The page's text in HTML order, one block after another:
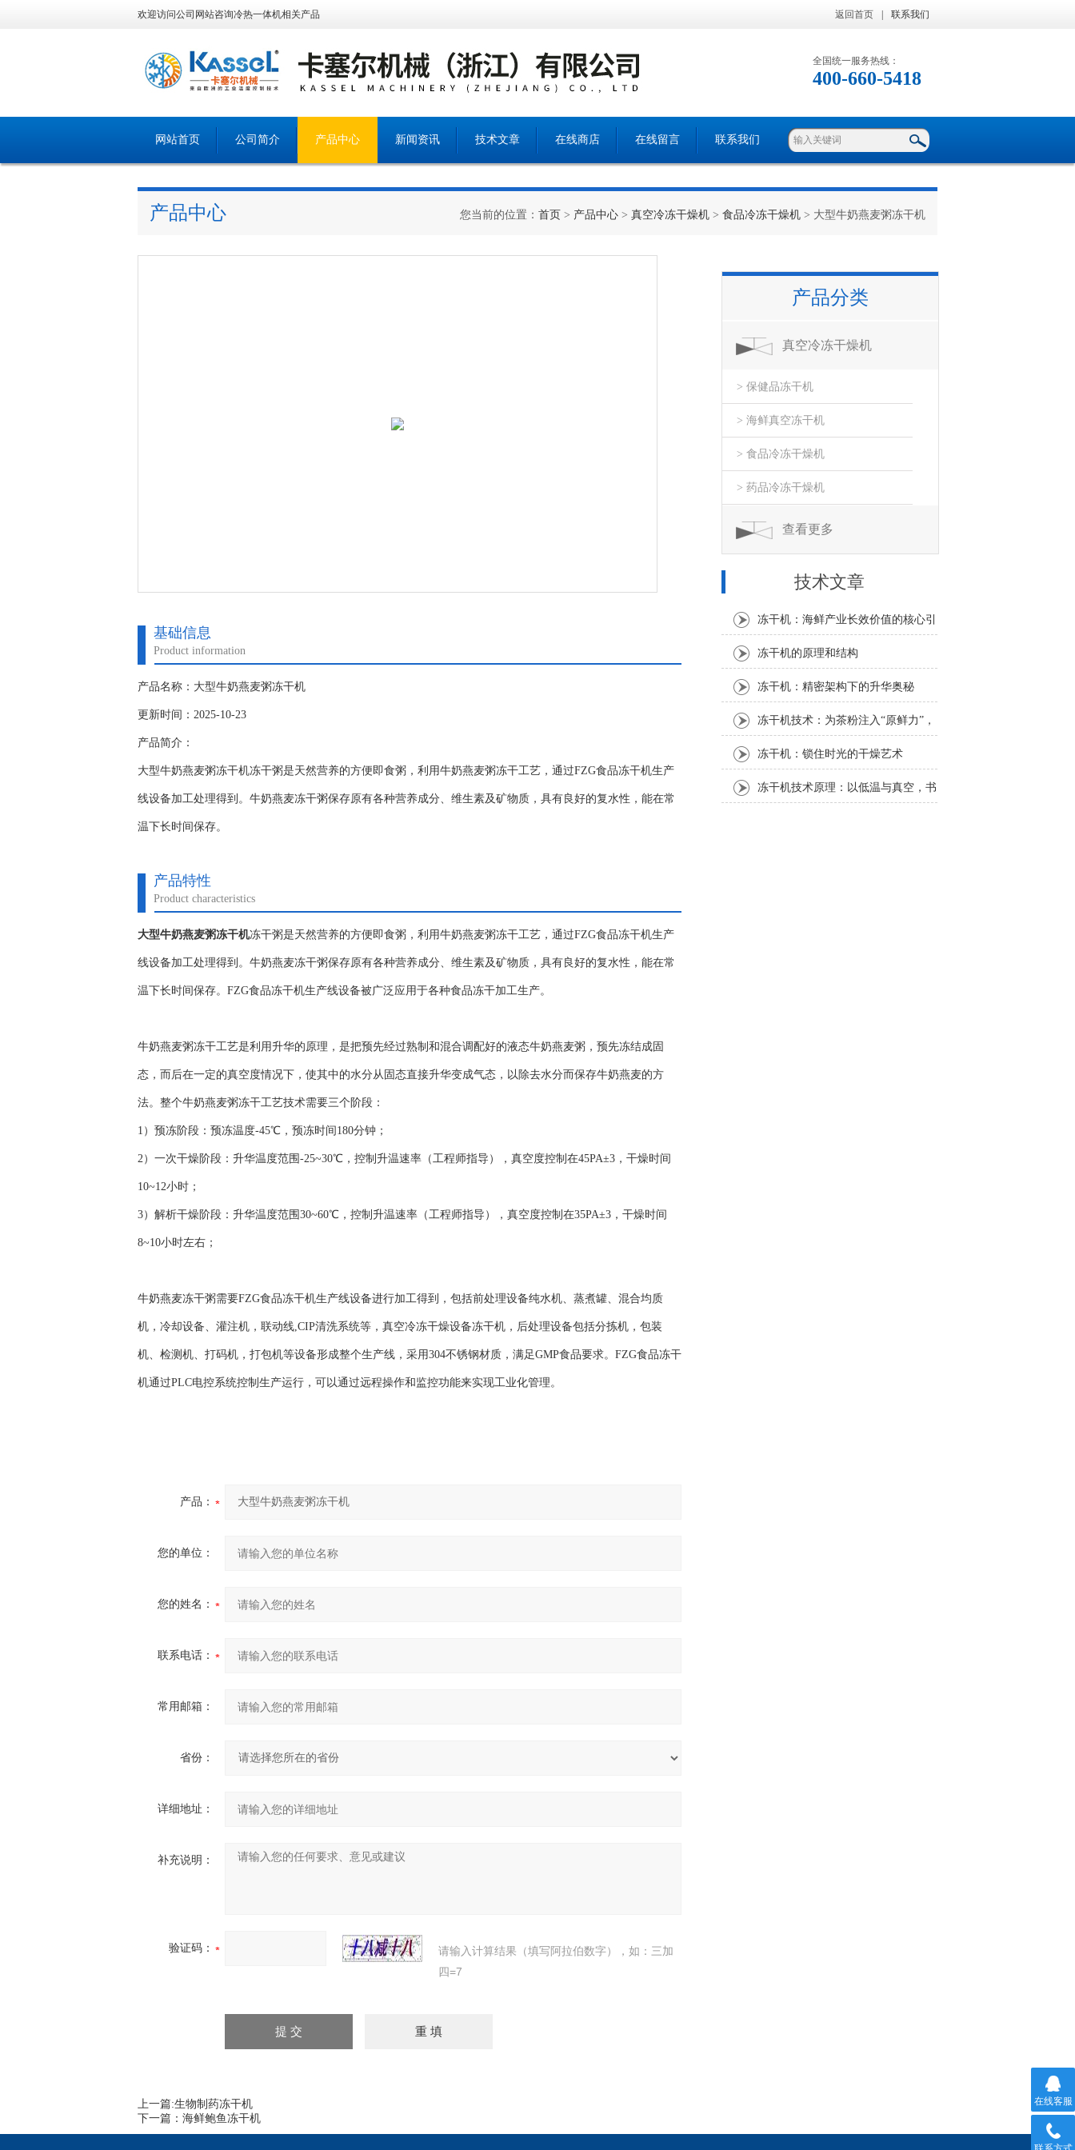
欢迎访问公司网站咨询冷热一体机相关产品 返回首页 联系我们
全国统一服务热线：
400-660-5418
网站首页 公司简介 产品中心 新闻资讯 技术文章 在线商店 在线留言 联系我们
产品中心 您当前的位置： 首页 > 产品中心 > 真空冷冻干燥机 > 食品冷冻干燥机 > 大型牛奶燕麦粥冻干机
基础信息
Product information
产品名称：大型牛奶燕麦粥冻干机
更新时间：2025-10-23
产品简介：
大型牛奶燕麦粥冻干机冻干粥是天然营养的方便即食粥，利用牛奶燕麦粥冻干工艺，通过FZG食品冻干机生产
线设备加工处理得到。牛奶燕麦冻干粥保存原有各种营养成分、维生素及矿物质，具有良好的复水性，能在常
温下长时间保存。
产品特性
Product characteristics
大型牛奶燕麦粥冻干机冻干粥是天然营养的方便即食粥，利用牛奶燕麦粥冻干工艺，通过FZG食品冻干机生产
线设备加工处理得到。牛奶燕麦冻干粥保存原有各种营养成分、维生素及矿物质，具有良好的复水性，能在常
温下长时间保存。FZG食品冻干机生产线设备被广泛应用于各种食品冻干加工生产。
牛奶燕麦粥冻干工艺是利用升华的原理，是把预先经过熟制和混合调配好的液态牛奶燕麦粥，预先冻结成固
态，而后在一定的真空度情况下，使其中的水分从固态直接升华变成气态，以除去水分而保存牛奶燕麦的方
法。整个牛奶燕麦粥冻干工艺技术需要三个阶段：
1）预冻阶段：预冻温度-45℃，预冻时间180分钟；
2）一次干燥阶段：升华温度范围-25~30℃，控制升温速率（工程师指导），真空度控制在45PA±3，干燥时间
10~12小时；
3）解析干燥阶段：升华温度范围30~60℃，控制升温速率（工程师指导），真空度控制在35PA±3，干燥时间
8~10小时左右；
牛奶燕麦冻干粥需要FZG食品冻干机生产线设备进行加工得到，包括前处理设备纯水机、蒸煮罐、混合均质
机，冷却设备、灌注机，联动线,CIP清洗系统等，真空冷冻干燥设备冻干机，后处理设备包括分拣机，包装
机、检测机、打码机，打包机等设备形成整个生产线，采用304不锈钢材质，满足GMP食品要求。FZG食品冻干
机通过PLC电控系统控制生产运行，可以通过远程操作和监控功能来实现工业化管理。
产品：
您的单位：
您的姓名：
联系电话：
常用邮箱：
省份：
详细地址：
补充说明：
验证码：
请输入计算结果（填写阿拉伯数字），如：三加
四=7
上一篇:生物制药冻干机
下一篇： 海鲜鲍鱼冻干机
产品分类
真空冷冻干燥机
> 保健品冻干机
> 海鲜真空冻干机
> 食品冷冻干燥机
> 药品冷冻干燥机
查看更多
技术文章
冻干机：海鲜产业长效价值的核心引
冻干机的原理和结构
冻干机：精密架构下的升华奥秘
冻干机技术：为茶粉注入“原鲜力”，
解锁茶产业新可能
冻干机：锁住时光的干燥艺术
冻干机技术原理：以低温与真空，书
在线客服